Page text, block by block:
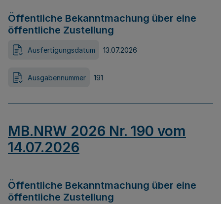
Öffentliche Bekanntmachung über eine
öffentliche Zustellung
Ausfertigungsdatum 13.07.2026
Ausgabennummer 191
MB.NRW 2026 Nr. 190 vom
14.07.2026
Öffentliche Bekanntmachung über eine
öffentliche Zustellung